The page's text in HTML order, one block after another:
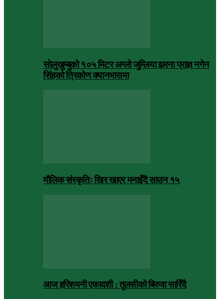
सोलुखुम्बुको १०५ मिटर अग्लो जुम्लिया झरना प्राज्ञ नगेन
सिंहको त्रिकोण क्यानभासमा
मौलिक संस्कृतिः खिर खाएर मनाइँदै साउन १५
आज हरिशयनी एकादशी : तुलसीको बिरुवा सारिँदै